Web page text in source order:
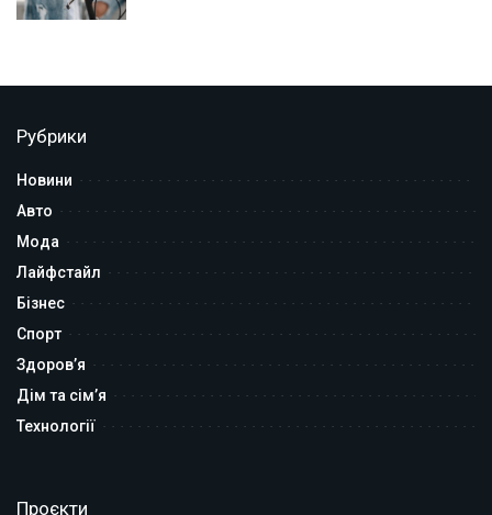
Рубрики
Новини
Авто
Мода
Лайфстайл
Бізнес
Спорт
Здоров’я
Дім та сім’я
Технології
Проєкти